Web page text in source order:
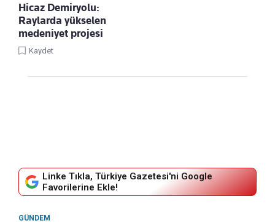
Hicaz Demiryolu:
Raylarda yükselen
medeniyet projesi
Kaydet
Linke Tıkla, Türkiye Gazetesi'ni Google
Favorilerine Ekle!
GÜNDEM